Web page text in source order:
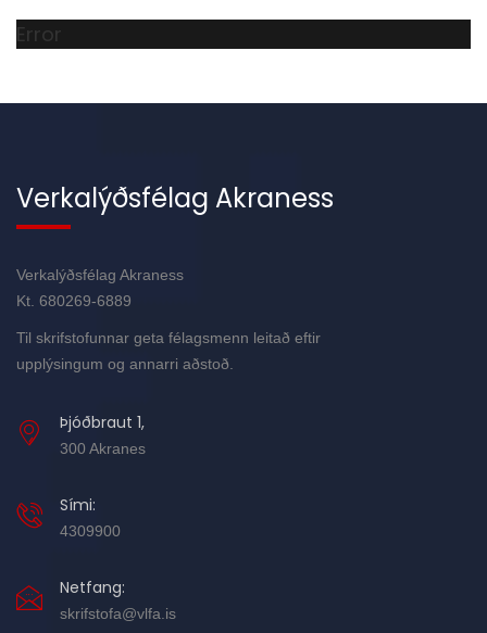
Error
Verkalýðsfélag Akraness
Verkalýðsfélag Akraness
Kt. 680269-6889
Til skrifstofunnar geta félagsmenn leitað eftir
upplýsingum og annarri aðstoð.
Þjóðbraut 1,
300 Akranes
Sími:
4309900
Netfang:
skrifstofa@vlfa.is